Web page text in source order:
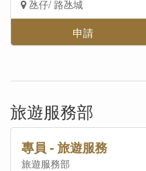
氹仔/ 路氹城
申請
旅遊服務部
專員 - 旅遊服務
旅遊服務部